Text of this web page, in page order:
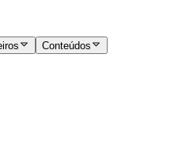
Conteúdos